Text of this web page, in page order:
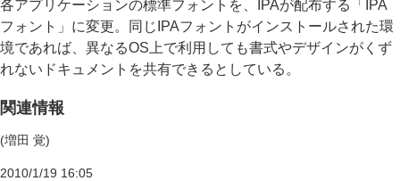
各アプリケーションの標準フォントを、IPAが配布する「IPA
フォント」に変更。同じIPAフォントがインストールされた環
境であれば、異なるOS上で利用しても書式やデザインがくず
れないドキュメントを共有できるとしている。
関連情報
(増田 覚)
2010/1/19 16:05